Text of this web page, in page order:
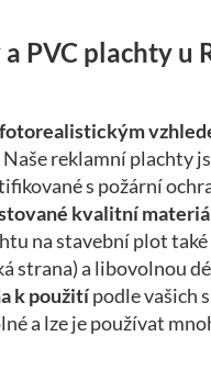
PVC plachty u
fotorealistickým
reklamní plachty
s požární
kvalitní
na stavební plot
strana) a libovolnou
k použitípodle vašich
a lze je používat